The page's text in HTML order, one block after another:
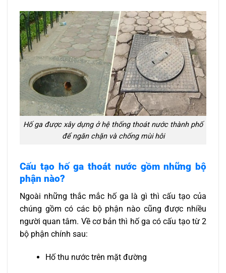
Hố ga được xây dựng ở hệ thống thoát nước thành phố
để ngăn chặn và chống mùi hôi
Cấu tạo hố ga thoát nước gồm những bộ
phận nào?
Ngoài những thắc mắc hố ga là gì thì cấu tạo của
chúng gồm có các bộ phận nào cũng được nhiều
người quan tâm. Về cơ bản thì hố ga có cấu tạo từ 2
bộ phận chính sau:
Hố thu nước trên mặt đường